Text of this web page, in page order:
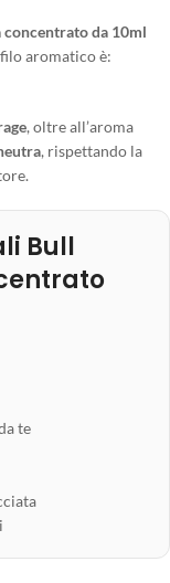
concentrato da 10ml
aromatico è:
, oltre all’aroma
, rispettando la
Bull
te